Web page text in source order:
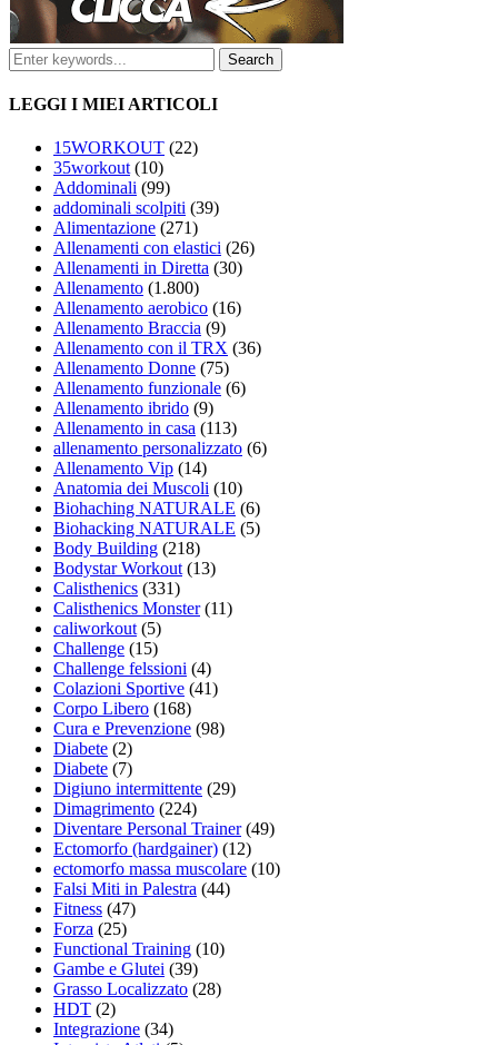
LEGGI I MIEI ARTICOLI
15WORKOUT (22)
35workout (10)
Addominali (99)
addominali scolpiti (39)
Alimentazione (271)
Allenamenti con elastici (26)
Allenamenti in Diretta (30)
Allenamento (1.800)
Allenamento aerobico (16)
Allenamento Braccia (9)
Allenamento con il TRX (36)
Allenamento Donne (75)
Allenamento funzionale (6)
Allenamento ibrido (9)
Allenamento in casa (113)
allenamento personalizzato (6)
Allenamento Vip (14)
Anatomia dei Muscoli (10)
Biohaching NATURALE (6)
Biohacking NATURALE (5)
Body Building (218)
Bodystar Workout (13)
Calisthenics (331)
Calisthenics Monster(11)
caliworkout (5)
Challenge (15)
Challenge felssioni (4)
Colazioni Sportive (41)
Corpo Libero (168)
Cura e Prevenzione (98)
Diabete (2)
Diabete (7)
Digiuno intermittente (29)
Dimagrimento (224)
Diventare Personal Trainer(49)
Ectomorfo (hardgainer) (12)
ectomorfo massa muscolare (10)
Falsi Miti in Palestra (44)
Fitness (47)
Forza (25)
Functional Training (10)
Gambe e Glutei (39)
Grasso Localizzato (28)
HDT (2)
Integrazione (34)